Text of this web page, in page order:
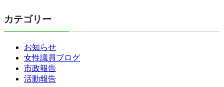
カテゴリー
お知らせ
女性議員ブログ
市政報告
活動報告